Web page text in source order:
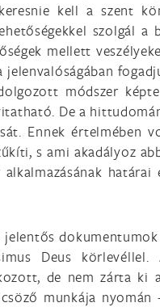
kell a szent
szolgál a
mellett
módszer
De a
Ennek értelmében
s ami akadályoz
Deus
de nem zárta ki
munkája nyomán